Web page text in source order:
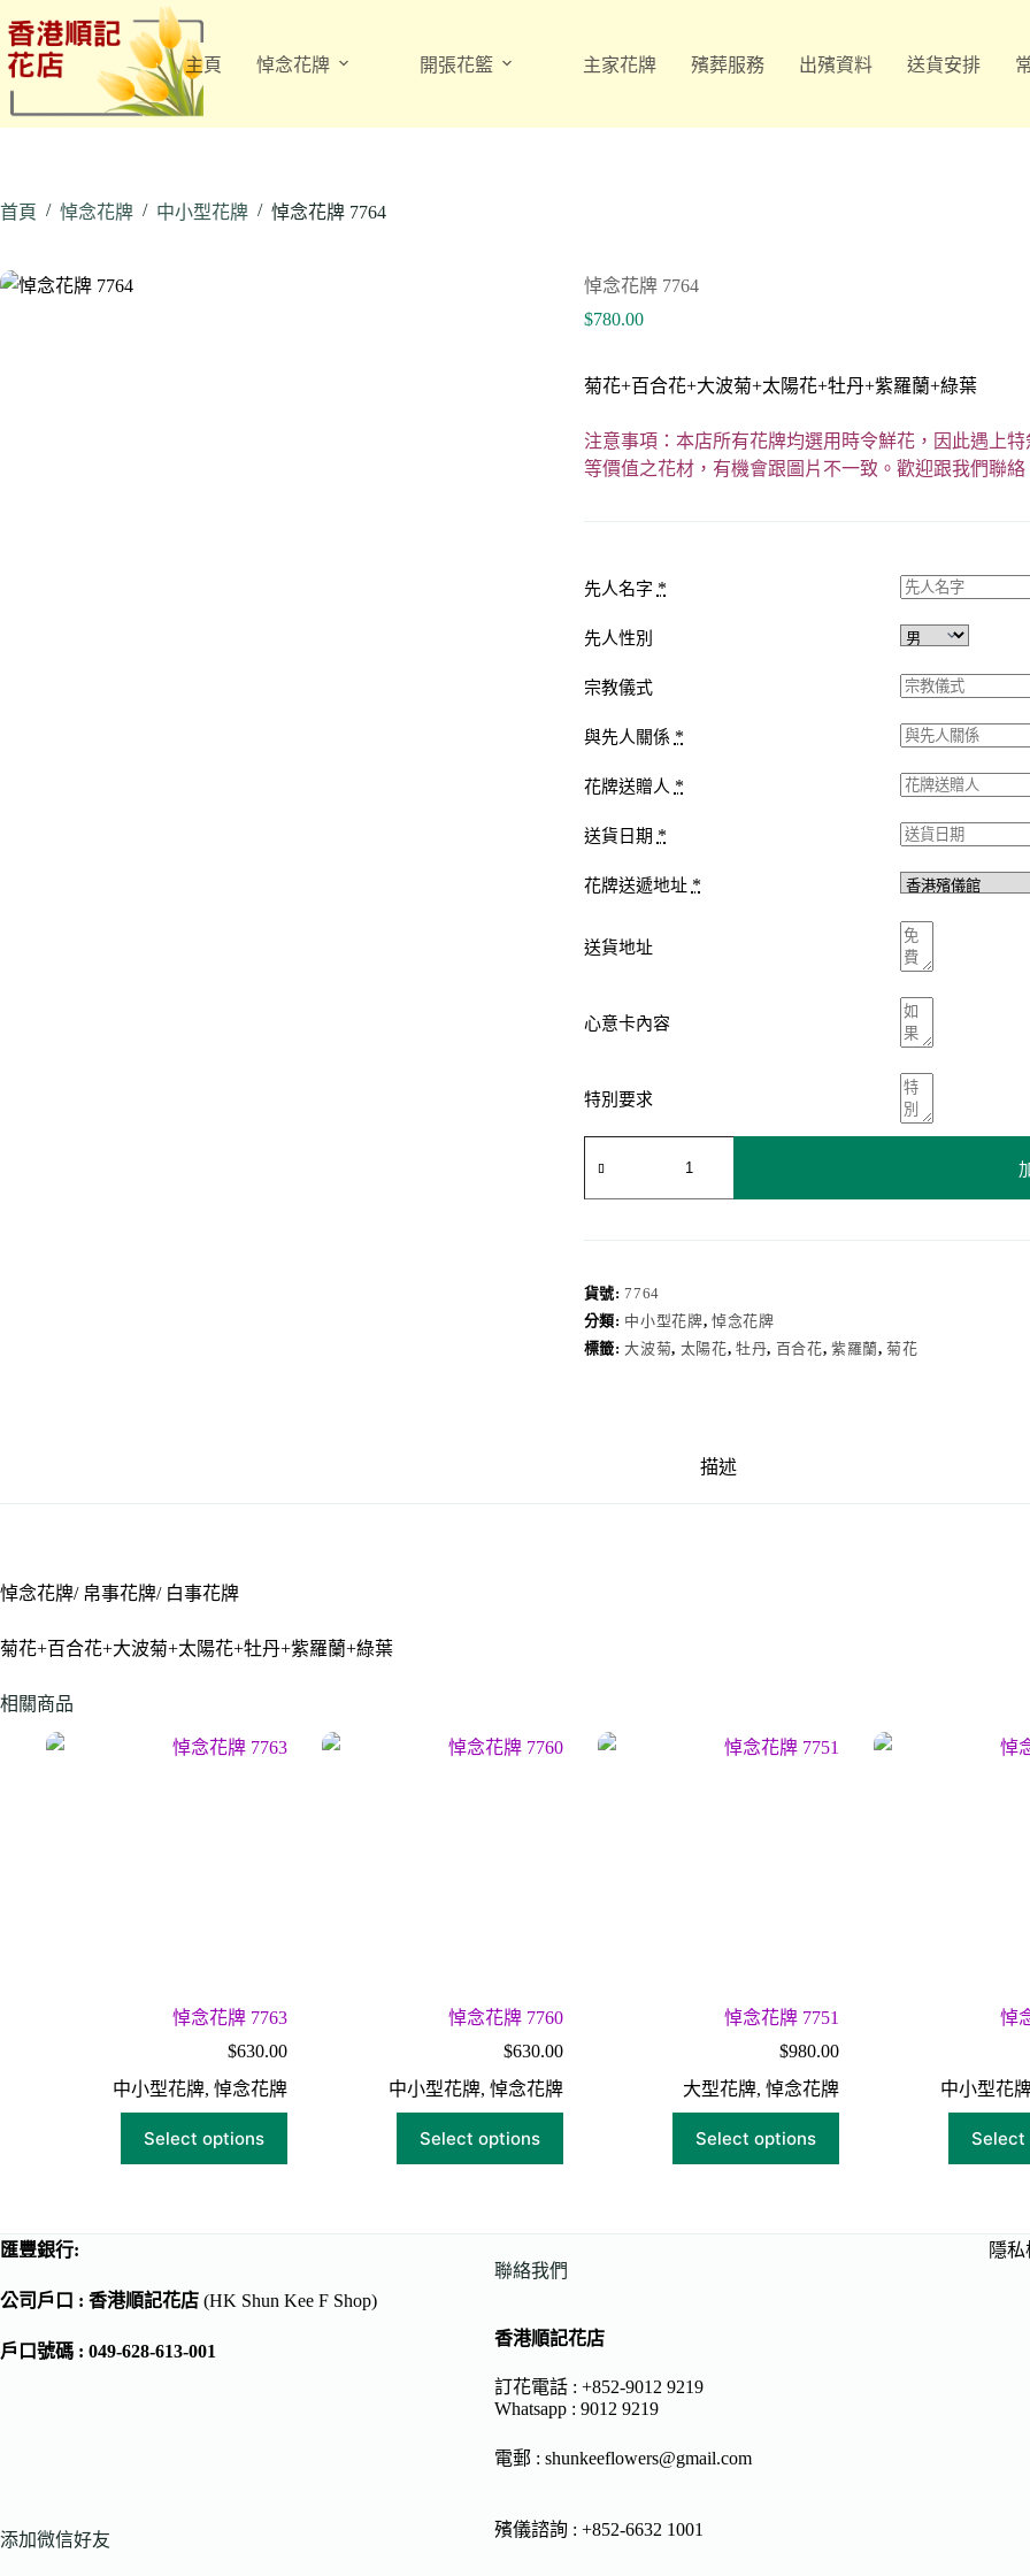
至
主
要
內
主頁 悼念花牌 開張花籃 主家花牌 殯葬服務 出殯資料 送貨安排
首頁 / 悼念花牌 / 中小型花牌 / 悼念花牌 7764
悼念花牌 7764
$780.00
菊花+百合花+大波菊+太陽花+牡丹+紫羅蘭+綠葉
注意事項：本店所有花牌均選用時令鮮花，因此遇上
等價值之花材，有機會跟圖片不一致。歡迎跟我們聯絡
先人名字 *
先人性別
宗教儀式
與先人關係 *
花牌送贈人 *
送貨日期 *
花牌送遞地址 *
送貨地址
心意卡內容
特別要求
念
花
7764
量
貨號:7764
分類: 中小型花牌, 悼念花牌
標籤:大波菊, 太陽花, 牡丹, 百合花, 紫羅蘭,菊花
描述
悼念花牌/ 帛事花牌/ 白事花牌
菊花+百合花+大波菊+太陽花+牡丹+紫羅蘭+綠葉
相關商品
悼念花牌 7763
$630.00
中小型花牌, 悼念花牌
Select options
悼念花牌 7760
$630.00
中小型花牌, 悼念花牌
Select options
悼念花牌 7751
$980.00
大型花牌, 悼念花牌
Select options
悼
中小型花
Select
匯豐銀行:
公司戶口 : 香港順記花店 (HK Shun Kee F Shop)
戶口號碼 : 049-628-613-001
添加微信好友
聯絡我們
香港順記花店
訂花電話 : +852-9012 9219
Whatsapp : 9012 9219
電郵 : shunkeeflowers@gmail.com
殯儀諮詢 : +852-6632 1001
隱私